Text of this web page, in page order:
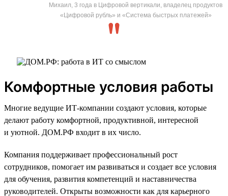
Михаил, 3 года в Цифровой вертикали, владелец продуктов
«Цифровой рубль» и «Система быстрых платежей»
Комфортные условия работы
Многие ведущие ИТ-компании создают условия, которые
делают работу комфортной, продуктивной, интересной
и уютной. ДОМ.РФ входит в их число.
Компания поддерживает профессиональный рост
сотрудников, помогает им развиваться и создает все условия
для обучения, развития компетенций и наставничества
руководителей. Открыты возможности как для карьерного